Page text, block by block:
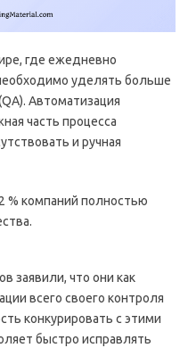
где ежедневно
уделять больше
Автоматизация
часть процесса
и ручная
% компаний полностью
заявили, что они как
всего своего контроля
конкурировать с этими
быстро исправлять